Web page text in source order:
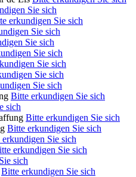
Sie sich
erkundigen Sie sich
Sie sich
Sie sich
Sie sich
Sie sich
Sie sich
Sie sich
Bitte erkundigen Sie sich
sich
Bitte erkundigen Sie sich
Bitte erkundigen Sie sich
Sie sich
erkundigen Sie sich
sich
Bitte erkundigen Sie sich